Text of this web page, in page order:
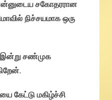
என்னுடைய சகோதரரான
நிச்சயமாக ஒரு
இன்று சண்முக
கேட்டு மகிழ்ச்சி